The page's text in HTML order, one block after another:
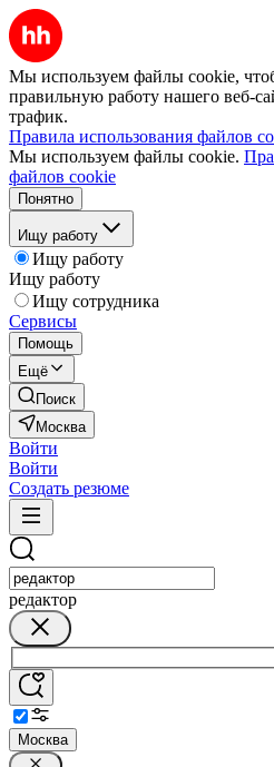
Мы используем файлы cookie,
правильную работу нашего веб-
трафик.
Правила использования файлов
Мы используем файлы cookie.
файлов cookie
Понятно
Ищу работу
Ищу работу
Ищу работу
Ищу сотрудника
Сервисы
Помощь
Ещё
Поиск
Москва
Войти
Войти
Создать резюме
редактор
Москва